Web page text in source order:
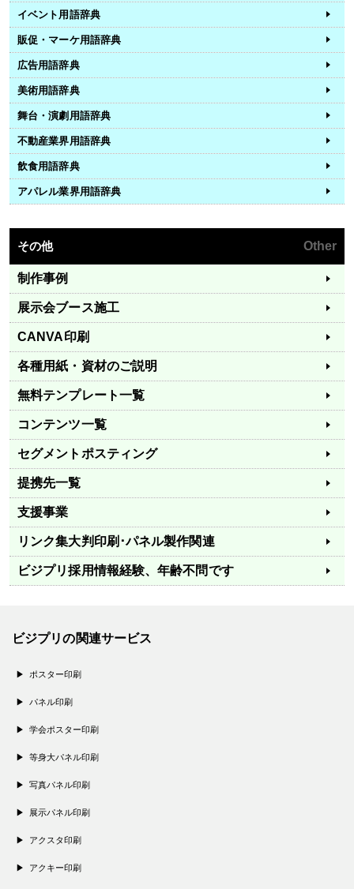
イベント用語辞典
販促・マーケ用語辞典
広告用語辞典
美術用語辞典
舞台・演劇用語辞典
不動産業界用語辞典
飲食用語辞典
アパレル業界用語辞典
その他 Other
制作事例
展示会ブース施工
CANVA印刷
各種用紙・資材のご説明
無料テンプレート一覧
コンテンツ一覧
セグメントポスティング
提携先一覧
支援事業
リンク集大判印刷･パネル製作関連
ビジプリ採用情報経験、年齢不問です
ビジプリの関連サービス
ポスター印刷
パネル印刷
学会ポスター印刷
等身大パネル印刷
写真パネル印刷
展示パネル印刷
アクスタ印刷
アクキー印刷